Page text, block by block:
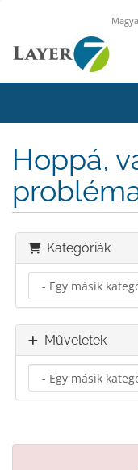
Hoppá,
Kategóriák
Műveletek